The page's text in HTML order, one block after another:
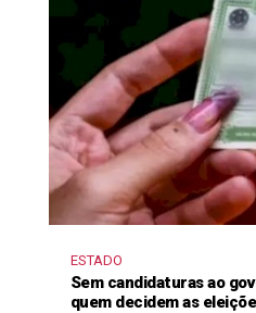
ESTADO
Sem candidaturas ao
quem decidem as